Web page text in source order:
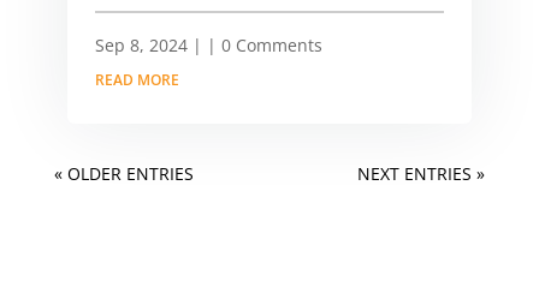
Sep 8, 2024| | 0 Comments
READ MORE
« OLDER ENTRIES NEXT ENTRIES »